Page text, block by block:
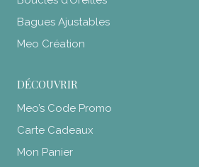
Bagues Ajustables
Meo Création
DÉCOUVRIR
Meo’s Code Promo
Carte Cadeaux
Mon Panier